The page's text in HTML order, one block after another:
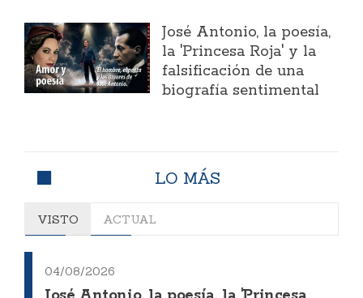
José Antonio, la poesía,
la 'Princesa Roja' y la
falsificación de una
biografía sentimental
LO MÁS
VISTO ACTUAL
04/08/2026